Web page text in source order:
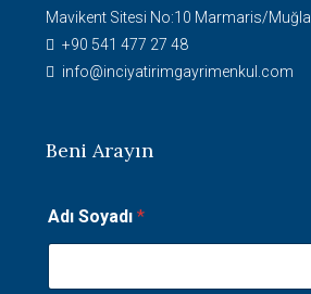
Mavikent Sitesi No:10 Marmaris/Muğla
+90 541 477 27 48
info@inciyatirimgayrimenkul.com
Beni Arayın
o
y
d
Adı Soyadı *